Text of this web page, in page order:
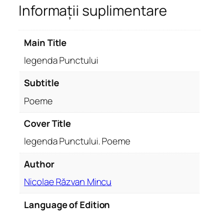
g
e
n
P
u
P
Informații suplimentare
Main Title
legenda Punctului
Subtitle
Poeme
Cover Title
legenda Punctului. Poeme
Author
Nicolae Răzvan Mincu
Language of Edition